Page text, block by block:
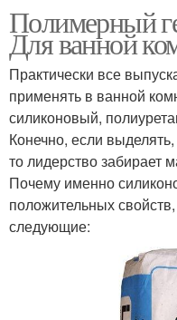
Полимерный
Для ванной
Практически все
применять в ванной
силиконовый,
Конечно, если
то лидерство забирает
Почему именно
положительных
следующие: